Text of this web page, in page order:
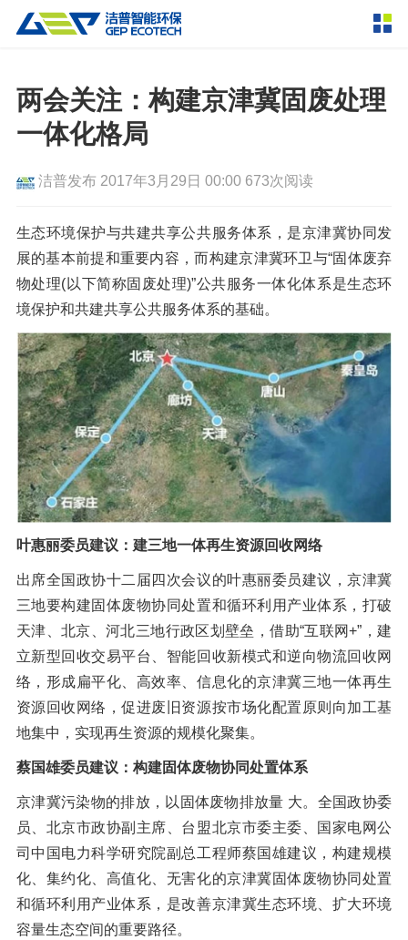
双轴撕碎机 单轴撕碎机
垃圾破袋机 移动式撕碎站
粉碎设备
环锤式粉碎机 鼓式粉碎机
轮胎钢丝分离机
破碎设备
反击式破碎机
圆锥破碎机 立轴冲击式破碎机
重型锤式破碎机 移动式破碎站
挤压成型设备
RDF成型机 生物质颗粒机
液压打包机
成套机组
封闭式破碎系统 废轮胎热解系统
橡胶破胶机组
分选分离设备
风选机 滚筒筛
磁选机 涡电流分选机
脉冲除尘器 轮胎抽丝机
解决方案
服务支持
新闻资讯
走进洁普
联系我们
两会关注：构建京津冀固废处理
一体化格局
洁普发布 2017年3月29日 00:00 673次阅读
生态环境保护与共建共享公共服务体系，是京津冀协同发
展的基本前提和重要内容，而构建京津冀环卫与“固体废弃
物处理(以下简称固废处理)”公共服务一体化体系是生态环
境保护和共建共享公共服务体系的基础。
叶惠丽委员建议：建三地一体再生资源回收网络
出席全国政协十二届四次会议的叶惠丽委员建议，京津冀
三地要构建固体废物协同处置和循环利用产业体系，打破
天津、北京、河北三地行政区划壁垒，借助“互联网+”，建
立新型回收交易平台、智能回收新模式和逆向物流回收网
络，形成扁平化、高效率、信息化的京津冀三地一体再生
资源回收网络，促进废旧资源按市场化配置原则向加工基
地集中，实现再生资源的规模化聚集。
蔡国雄委员建议：构建固体废物协同处置体系
京津冀污染物的排放，以固体废物排放量 大。全国政协委
员、北京市政协副主席、台盟北京市委主委、国家电网公
司中国电力科学研究院副总工程师蔡国雄建议，构建规模
化、集约化、高值化、无害化的京津冀固体废物协同处置
和循环利用产业体系，是改善京津冀生态环境、扩大环境
容量生态空间的重要路径。